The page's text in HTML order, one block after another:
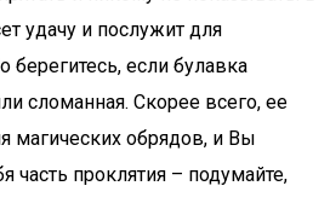
удачу и послужит для
берегитесь, если булавка
сломанная. Скорее всего, ее
магических обрядов, и Вы
часть проклятия – подумайте,